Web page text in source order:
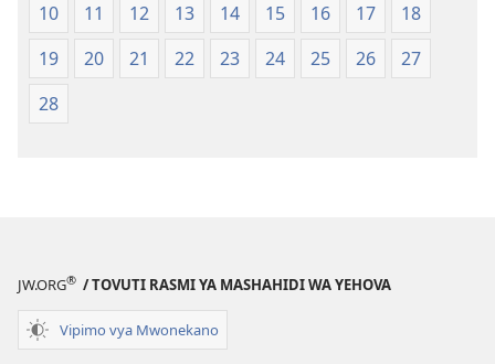
(Toleo
la
2017)
(Toleo
la
2017)
10
11 12 13 14 15 16 17
18
19
20 21 22 23 24 25 26
27
28
JW.ORG® / TOVUTI RASMI YA MASHAHIDI WA YEHOVA
Vipimo vya Mwonekano